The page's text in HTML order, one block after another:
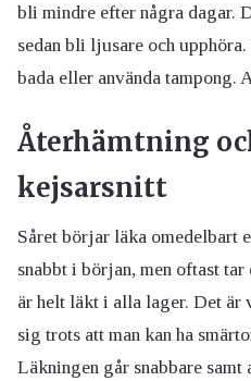
bli mindre efter några dagar.
sedan bli ljusare och
bada eller använda tampong.
Återhämtning
kejsarsnitt
Såret börjar läka omedelbart
snabbt i början, men oftast
är helt läkt i alla lager. Det
sig trots att man kan ha
Läkningen går snabbare